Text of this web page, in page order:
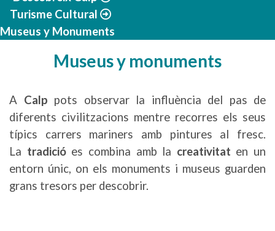
Turisme Cultural
Museus y Monuments
Museus y monuments
A Calp pots observar la influència del pas de
diferents civilitzacions mentre recorres els seus
típics carrers mariners amb pintures al fresc.
La tradicióes combina amb la creativitat en un
entorn únic, on els monuments i museus guarden
grans tresors per descobrir.